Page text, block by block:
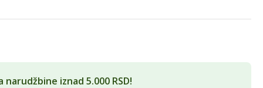
iznad 5.000 RSD!